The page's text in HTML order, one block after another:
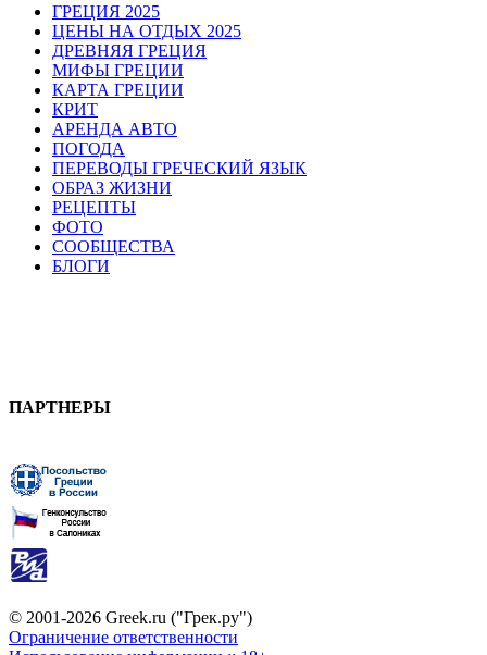
ГРЕЦИЯ 2025
ЦЕНЫ НА ОТДЫХ 2025
ДРЕВНЯЯ ГРЕЦИЯ
МИФЫ ГРЕЦИИ
КАРТА ГРЕЦИИ
КРИТ
АРЕНДА АВТО
ПОГОДА
ПЕРЕВОДЫ ГРЕЧЕСКИЙ ЯЗЫК
ОБРАЗ ЖИЗНИ
РЕЦЕПТЫ
ФОТО
СООБЩЕСТВА
БЛОГИ
ПАРТНЕРЫ
© 2001-2026 Greek.ru ("Грек.ру")
Ограничение ответственности